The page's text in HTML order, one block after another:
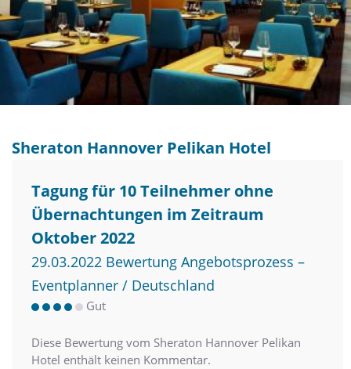
Sheraton Hannover Pelikan Hotel
Tagung für 10 Teilnehmer ohne
Übernachtungen im Zeitraum
Oktober 2022
29.03.2022 Bewertung Angebotsprozess –
Eventplanner / Deutschland
Gut
Diese Bewertung vom Sheraton Hannover Pelikan
Hotel enthält keinen Kommentar.